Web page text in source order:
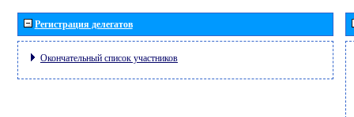
Регистрация делегатов
Окончательный список участников